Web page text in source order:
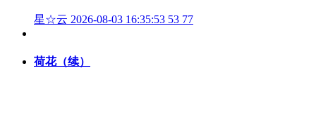
星☆云 2026-08-03 16:35:53 53 77
荷花（续）